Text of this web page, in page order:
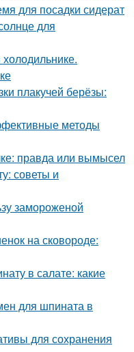
для посадки сидерат
для
плакучей берёзы:
методы
правда или вымысел
советы и
замороженой
на сковороде:
в салате: какие
для шпината в
для сохранения